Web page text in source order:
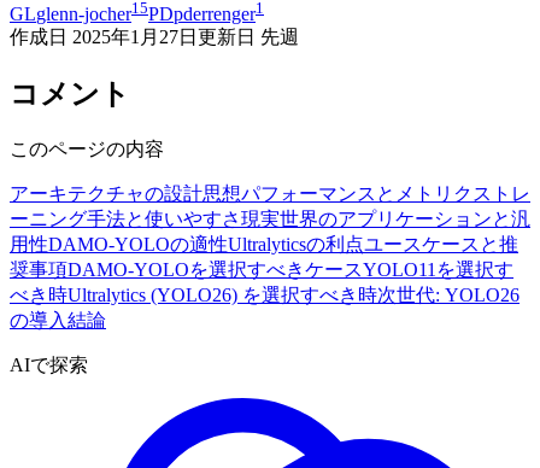
GLglenn-jocher15PDpderrenger1
作成日 2025年1月27日 更新日 先週
コメント
このページの内容
アーキテクチャの設計思想パフォーマンスとメトリクス トレ
ーニング手法と使いやすさ現実世界のアプリケーションと汎
用性DAMO-YOLOの適性Ultralyticsの利点ユースケースと推
奨事項DAMO-YOLOを選択すべきケースYOLO11を選択す
べき時Ultralytics (YOLO26) を選択すべき時次世代: YOLO26
の導入結論
AIで探索